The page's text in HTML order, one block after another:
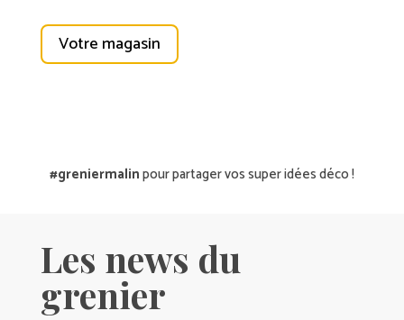
Votre magasin
#greniermalinpour partager vos super idées déco !
Les news du
grenier